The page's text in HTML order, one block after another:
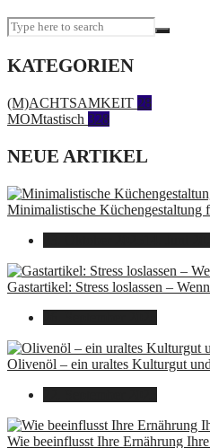
KATEGORIEN
(M)ACHTSAMKEIT 28
MOMtastisch 328
NEUE ARTIKEL
Minimalistische
Gastartikel: Stress loslassen –
Olivenöl – ein uraltes Kulturgut
Wie beeinflusst Ihre Ernährung